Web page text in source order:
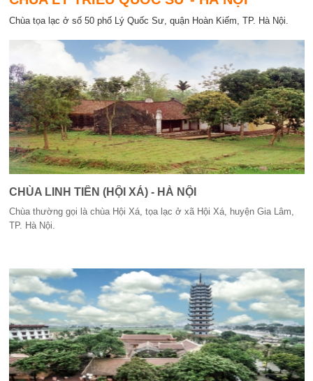
Chùa tọa lạc ở số 50 phố Lý Quốc Sư, quận Hoàn Kiếm, TP. Hà Nội.
CHÙA LINH TIÊN (HỘI XÁ) - HÀ NỘI
Chùa thường gọi là chùa Hội Xá, tọa lạc ở xã Hội Xá, huyện Gia Lâm,
TP. Hà Nội.